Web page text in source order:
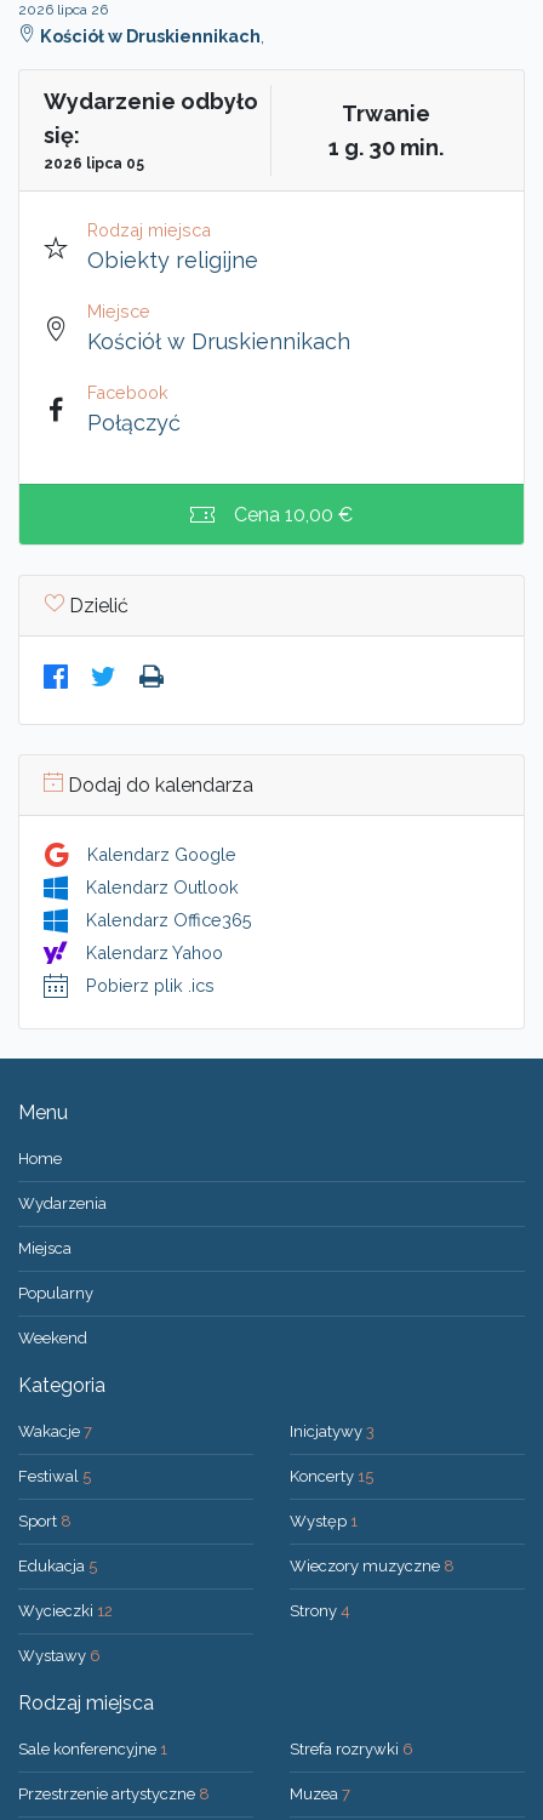
2026 lipca 26
Kościół w Druskiennikach
Wydarzenie odbyło
się:
2026 lipca 05
Trwanie
1 g. 30 min.
Rodzaj miejsca
Obiekty religijne
Miejsce
Kościół w Druskiennikach
Facebook
Połączyć
Cena 10,00 €
Dzielić
Dodaj do kalendarza
Kalendarz Google
Kalendarz Outlook
Kalendarz Office365
Kalendarz Yahoo
Pobierz plik .ics
Menu
Home
Wydarzenia
Miejsca
Popularny
Weekend
Kategoria
Wakacje 7
Festiwal 5
Sport 8
Edukacja 5
Wycieczki 12
Wystawy 6
Inicjatywy 3
Koncerty 15
Występ 1
Wieczory muzyczne 8
Strony 4
Rodzaj miejsca
Sale konferencyjne 1
Przestrzenie artystyczne 8
Strefa rozrywki 6
Muzea 7